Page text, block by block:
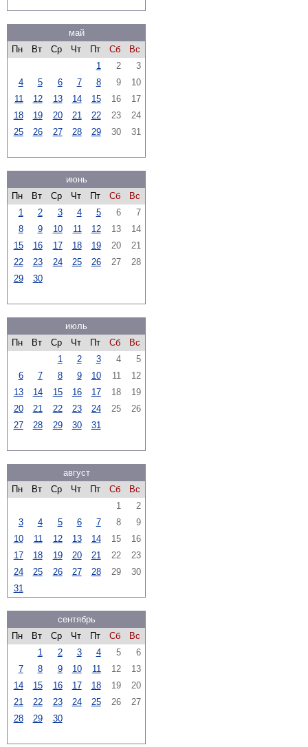
май
Пн
Вт Ср Чт Пт Сб
Вс
1
2
3
4
5 6 7 8 9
10
11
12 13 14 15 16
17
18
19 20 21 22 23
24
25
26 27 28 29 30 31
июнь
Пн
Вт Ср Чт Пт Сб
Вс
1
2 3 4 5 6
7
8
9 10 11 12 13
14
15
16 17 18 19 20
21
22
23 24 25 26 27
28
29
30
июль
Пн
Вт Ср Чт Пт Сб
Вс
1
2 3 4
5
6
7 8 9 10 11
12
13
14 15 16 17 18
19
20
21 22 23 24 25
26
27
28 29 30 31
август
Пн
Вт Ср Чт Пт Сб
Вс
1
2
3
4 5 6 7 8
9
10
11 12 13 14 15
16
17
18 19 20 21 22
23
24
25 26 27 28 29
30
31
сентябрь
Пн
Вт Ср Чт Пт Сб
Вс
1
2 3 4 5
6
7
8 9 10 11 12
13
14
15 16 17 18 19
20
21
22 23 24 25 26
27
28
29 30